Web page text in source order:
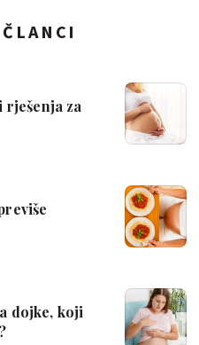
rješenja za
dojke, koji